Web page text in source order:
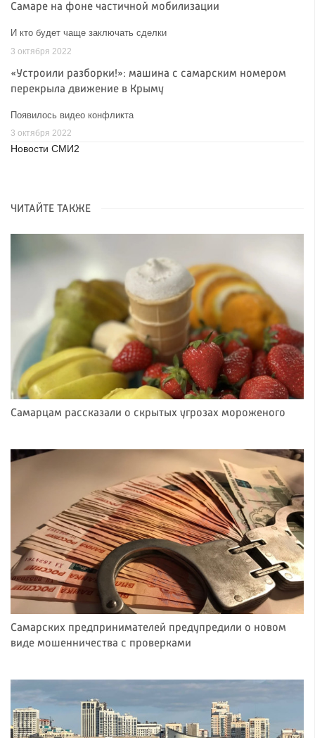
Самаре на фоне частичной мобилизации
И кто будет чаще заключать сделки
3 октября 2022
«Устроили разборки!»: машина с самарским номером
перекрыла движение в Крыму
Появилось видео конфликта
3 октября 2022
Новости СМИ2
ЧИТАЙТЕ ТАКЖЕ
Самарцам рассказали о скрытых угрозах мороженого
Самарских предпринимателей предупредили о новом
виде мошенничества с проверками